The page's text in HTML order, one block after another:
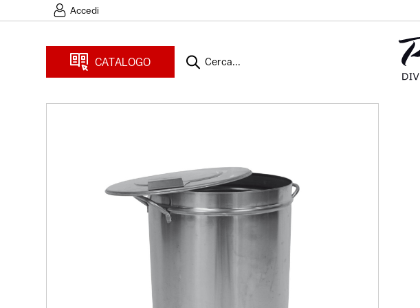
Accedi
CATALOGO Cerca...